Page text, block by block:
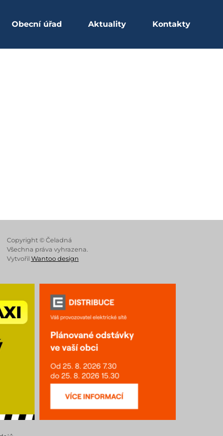
Obecní úřad Aktuality Kontakty
Store
Copyright © Čeladná
Všechna práva vyhrazena.
Vytvořil Wantoo design